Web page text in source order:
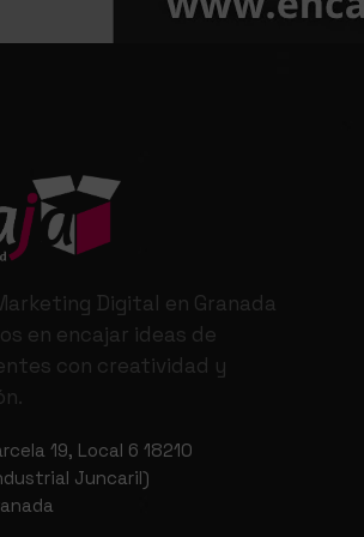
Digital en Granada
en encajar ideas de
con creatividad y
19, Local 6 18210
Juncaril)